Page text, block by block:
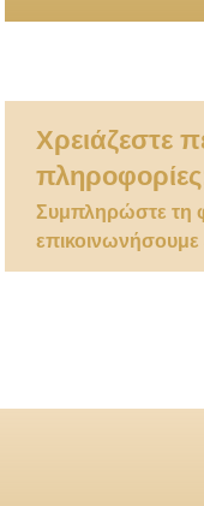
Χρειάζεστε
Συμπληρώστε τη
επικοινωνήσουμε